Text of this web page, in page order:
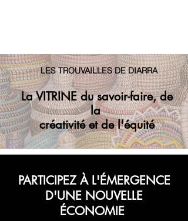
LES TROUVAILLES DE DIARRA
La VITRINE du savoir-faire, de
la
créativité et de l'équité
PARTICIPEZ À L'ÉMERGENCE
D'UNE NOUVELLE
ÉCONOMIE